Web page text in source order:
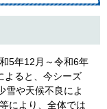
5年12月～令和6年
よると、今シーズ
雪や天候不良によ
により、全体では